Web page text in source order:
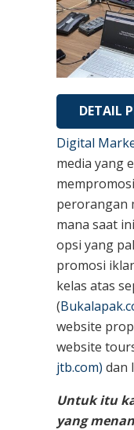
DETAIL
Digital
media yang
perorangan
mana saat
opsi yang
promosi
kelas atas
(
website
website
jtb.com) dan
Untuk itu
yang